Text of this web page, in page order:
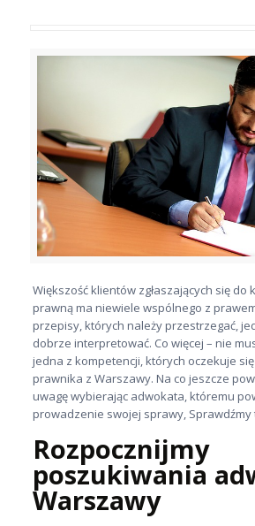
Większość klientów zgłaszających się do
prawną ma niewiele wspólnego z
przepisy, których należy przestrzegać,
dobrze interpretować. Co więcej – nie
jedna z kompetencji, których oczekuje
prawnika z Warszawy. Na co jeszcze
uwagę wybierając adwokata, któremu
prowadzenie swojej sprawy, Sprawdźmy
Rozpocznijmy
poszukiwania
Warszawy